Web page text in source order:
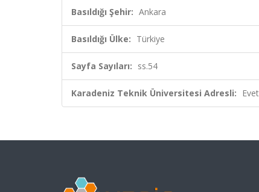
Basıldığı Şehir: Ankara
Basıldığı Ülke: Türkiye
Sayfa Sayıları: ss.54
Karadeniz Teknik Üniversitesi Adresli: Evet